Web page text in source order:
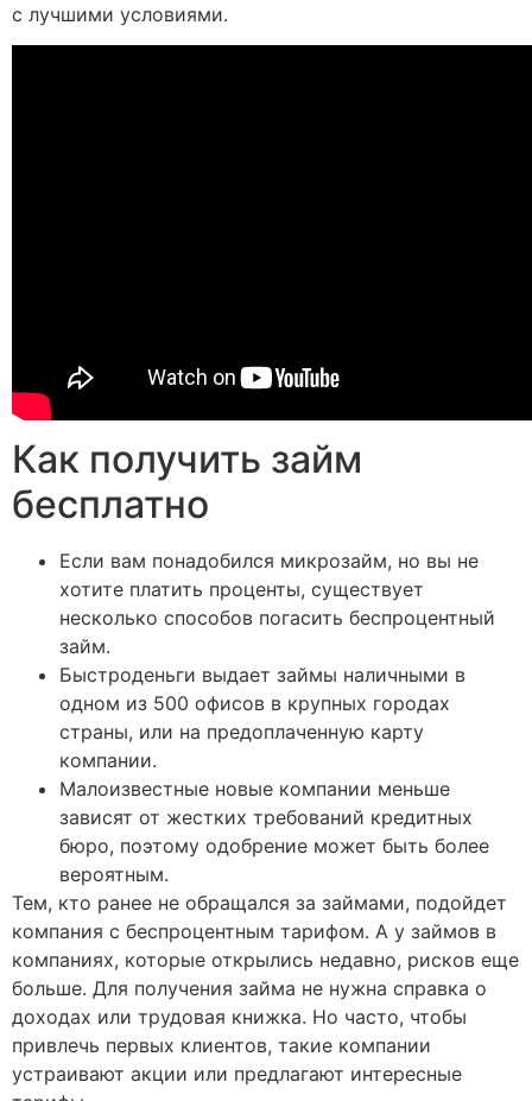
с лучшими условиями.
Как получить займ
бесплатно
Если вам понадобился микрозайм, но вы не
хотите платить проценты, существует
несколько способов погасить беспроцентный
займ.
Быстроденьги выдает займы наличными в
одном из 500 офисов в крупных городах
страны, или на предоплаченную карту
компании.
Малоизвестные новые компании меньше
зависят от жестких требований кредитных
бюро, поэтому одобрение может быть более
вероятным.
Тем, кто ранее не обращался за займами, подойдет
компания с беспроцентным тарифом. А у займов в
компаниях, которые открылись недавно, рисков еще
больше. Для получения займа не нужна справка о
доходах или трудовая книжка. Но часто, чтобы
привлечь первых клиентов, такие компании
устраивают акции или предлагают интересные